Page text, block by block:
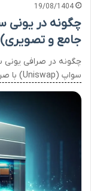
19/08/1404
چگونه در یونی
جامع و تصویری)
چگونه در صرافی یونی
سواپ (Uniswap) با صرافی های سنتی و…